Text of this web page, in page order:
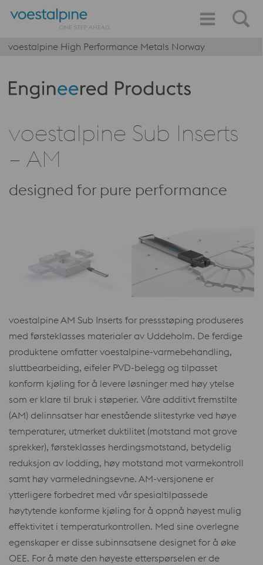
voestalpine High Performance Metals Norway
Produktkategorie: Engineered Products
voestalpine Sub Inserts
– AM
designed for pure performance
voestalpine AM Sub Inserts for pressstøping produseres
med førsteklasses materialer av Uddeholm. De ferdige
produktene omfatter voestalpine-varmebehandling,
sluttbearbeiding, eifeler PVD-belegg og tilpasset
konform kjøling for å levere løsninger med høy ytelse
som er klare til bruk i støperier. Våre additivt fremstilte
(AM) delinnsatser har enestående slitestyrke ved høye
temperaturer, utmerket duktilitet (motstand mot grove
sprekker), førsteklasses herdingsmotstand, betydelig
reduksjon av lodding, høy motstand mot varmekontroll
samt høy varmeledningsevne. AM-versjonene er
ytterligere forbedret med vår spesialtilpassede
høytytende konforme kjøling for å oppnå høyest mulig
effektivitet i temperaturkontrollen. Med sine overlegne
egenskaper er disse subinnsatsene designet for å øke
OEE. For å møte den høyeste etterspørselen er de